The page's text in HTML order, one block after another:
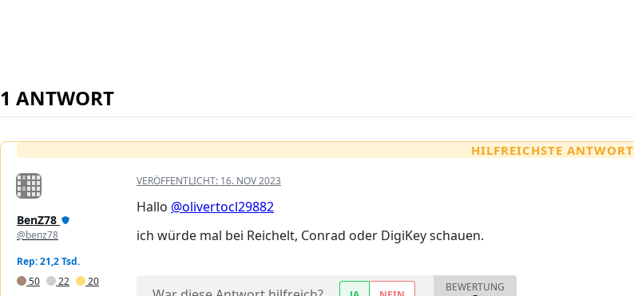
1 ANTWORT
HILFREICHSTE ANTWORT
BenZ78
@benz78
Rep: 21,2 Tsd.
50
22 20
VERÖFFENTLICHT: 16. NOV 2023
Hallo @olivertocl29882
ich würde mal bei Reichelt, Conrad oder DigiKey schauen.
BEWERTUNG